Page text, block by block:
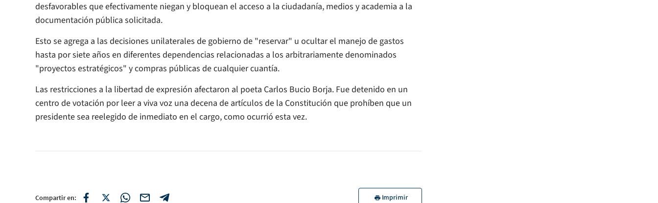
desfavorables que efectivamente niegan y bloquean el acceso a la ciudadanía, medios y academia a la
documentación pública solicitada.
Esto se agrega a las decisiones unilaterales de gobierno de "reservar" u ocultar el manejo de gastos
hasta por siete años en diferentes dependencias relacionadas a los arbitrariamente denominados
"proyectos estratégicos" y compras públicas de cualquier cuantía.
Las restricciones a la libertad de expresión afectaron al poeta Carlos Bucio Borja. Fue detenido en un
centro de votación por leer a viva voz una decena de artículos de la Constitución que prohíben que un
presidente sea reelegido de inmediato en el cargo, como ocurrió esta vez.
Compartir en: Imprimir